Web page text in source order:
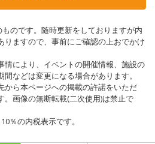
のです。随時更新をしておりますが内
りますので、事前にご確認の上おでかけ
により、イベントの開催情報、施設の
などは変更になる場合があります。
ら本ページへの掲載の許諾をいただ
。画像の無断転載(二次使用)は禁止で
％の内税表示です。